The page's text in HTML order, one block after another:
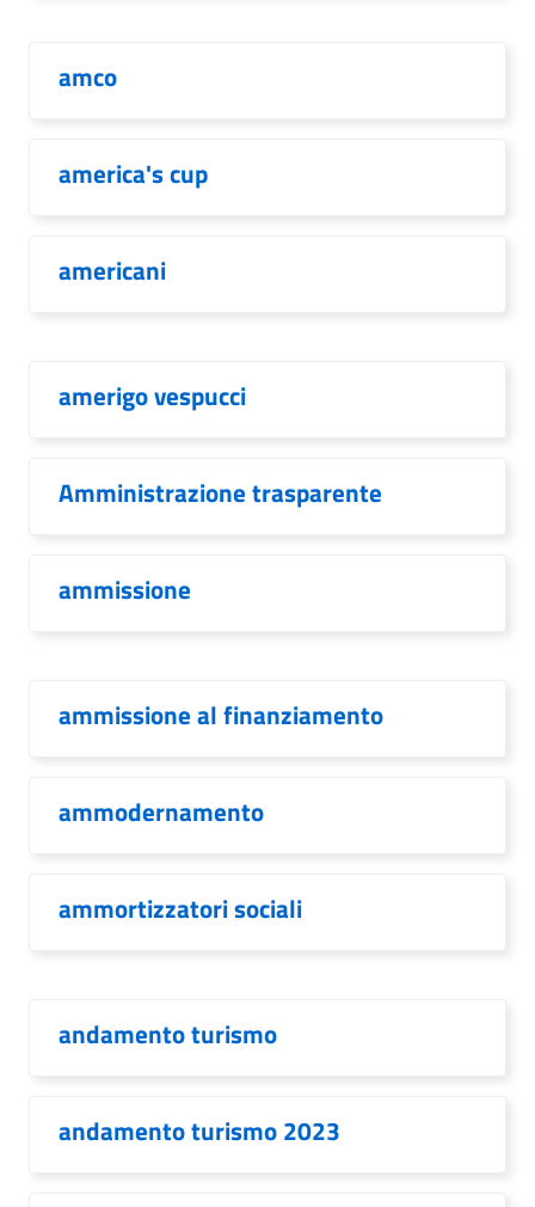
amco
america's cup
americani
amerigo vespucci
Amministrazione trasparente
ammissione
ammissione al finanziamento
ammodernamento
ammortizzatori sociali
andamento turismo
andamento turismo 2023